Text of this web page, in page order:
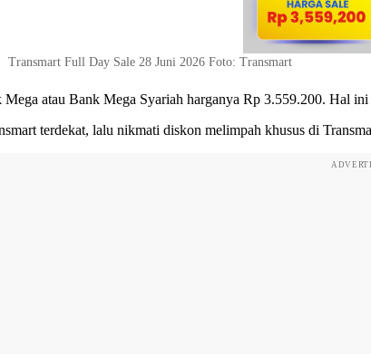
Transmart Full Day Sale 28 Juni 2026 Foto: Transmart
atau Bank Mega Syariah harganya Rp 3.559.200. Hal
terdekat, lalu nikmati diskon melimpah khusus di